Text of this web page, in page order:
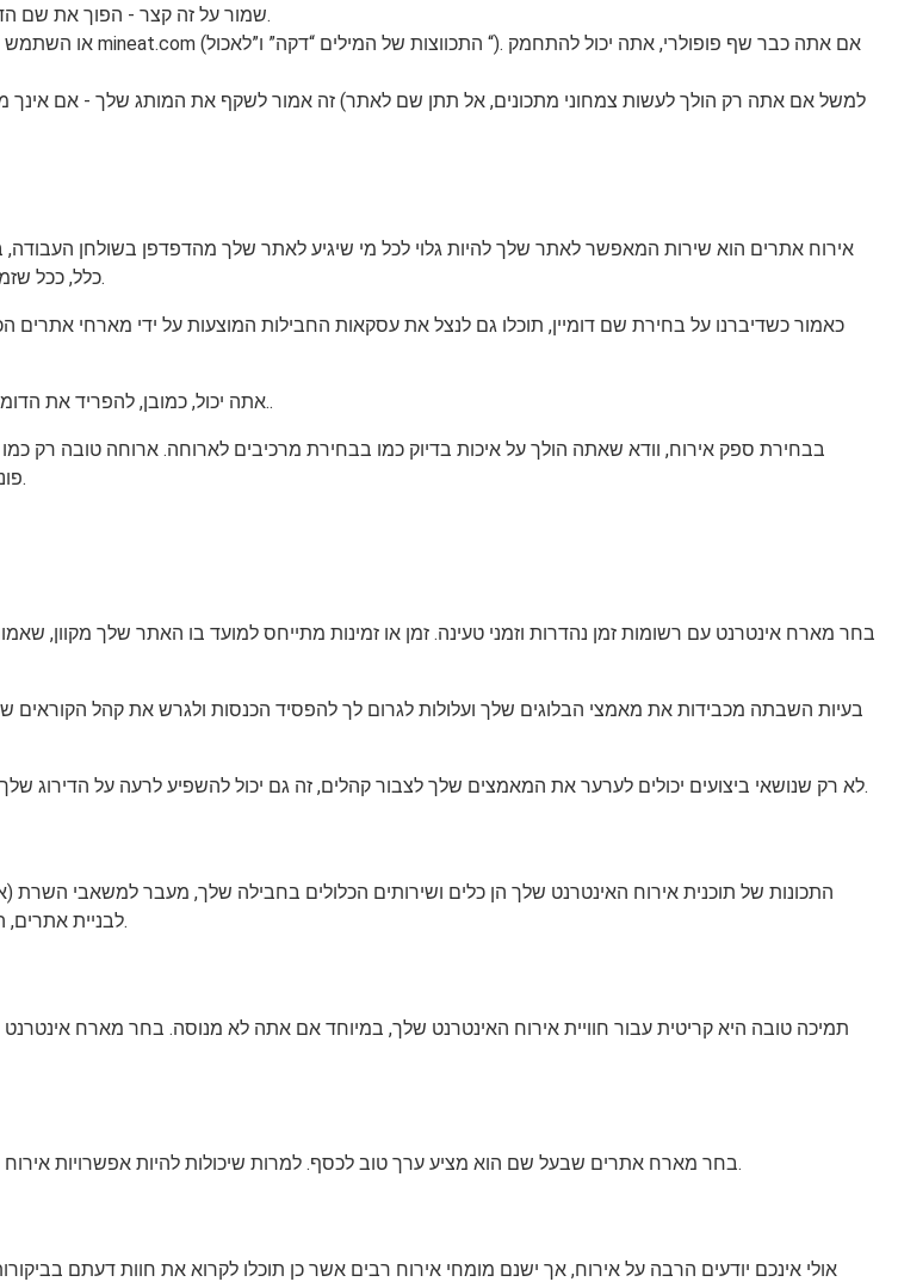
שמור על זה קצר - הפוך את שם הדומיין שלך ארוך מדי ואף אחד לא יזכור אותו, שמור על אותו זמן קצר וקליט והוא יידבק.
זה אמור לשקף את המותג שלך - אם אינך משתמש בשם שלך,
אירוח אתרים הוא שירות המאפשר לאתר שלך להיות גלוי לכל מי שיגיע לאתר שלך מהדפדפן בשולחן
כלל, ככל שזמן ההתחייבות ארוך יותר (התקופה בה נרשמת לתכנית אירוח), כך התשלום החודשי זול יותר.
כאמור כשדיברנו על בחירת שם דומיין, תוכלו גם לנצל את עסקאות החבילות המוצעות על ידי מארחי אתרים
אתה יכול, כמובן, להפריד את הדומיין שלך מהאירוח שלך, אך עדיף לנצל את עסקאות הצרורות המוצעות על ידי מארחי אתרים..
בבחירת ספק אירוח, וודא שאתה הולך על איכות בדיוק כמו בבחירת מרכיבים לארוחה. ארוחה טובה רק כמו
פונקציונליות מהשורה הראשונה, אך אם הוא מאט או יורד רוב הזמן, הציבור לא יכול לגשת אליו.
בעיות השבתה מכבידות את מאמצי הבלוגים שלך ועלולות לגרום לך להפסיד הכנסות ולגרש את קהל
לא רק שנושאי ביצועים יכולים לערער את המאמצים שלך לצבור קהלים, זה גם יכול להשפיע לרעה על הדירוג שלך במנועי חיפוש כמו גוגל או בינג. ביצועי האתר הם גורם דירוג משמעותי עבור מנועי החיפוש.
התכונות של תוכנית אירוח האינטרנט שלך הן כלים ושירותים הכלולים בחבילה שלך, מעבר למשאבי השרת
לבניית אתרים, התקנת לחיצה אחת של תוכנות ואפליקציות, ערבות להחזר כספי, תחום בחינם וגיבוי אתרים.
תמיכה טובה היא קריטית עבור חוויית אירוח האינטרנט שלך, במיוחד אם אתה לא מנוסה. בחר מארח
בחר מארח אתרים שבעל שם הוא מציע ערך טוב לכסף. למרות שיכולות להיות אפשרויות אירוח מובחרות עם חבילות יקרות, ישנם מארחי תקציב רבים המציעים שירות אמין בהרבה פחות.
אולי אינכם יודעים הרבה על אירוח, אך ישנם מומחי אירוח רבים אשר כן תוכלו לקרוא את חוות דעתם